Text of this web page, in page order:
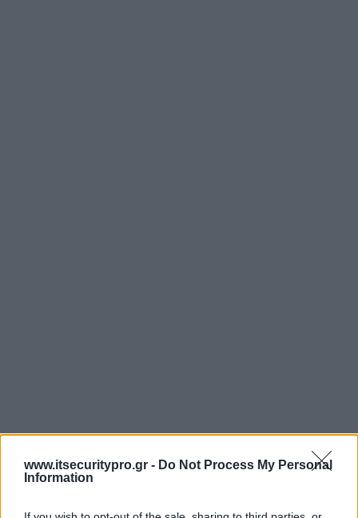
www.itsecuritypro.gr - Do Not Process My Personal
Information